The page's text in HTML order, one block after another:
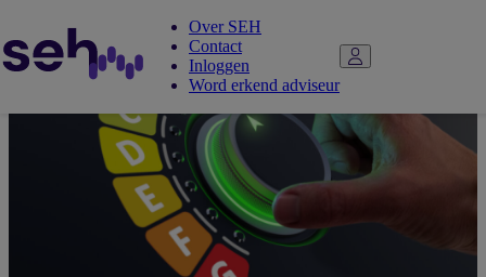
Over SEH
Contact
Inloggen
Word erkend adviseur